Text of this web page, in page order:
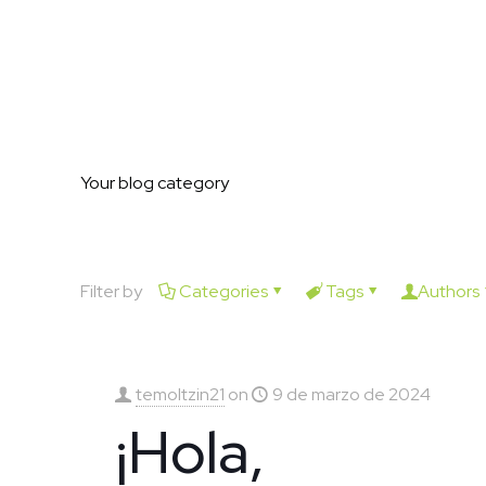
Your blog category
Filter by Categories Tags Authors
temoltzin21 on 9 de marzo de 2024
¡Hola,